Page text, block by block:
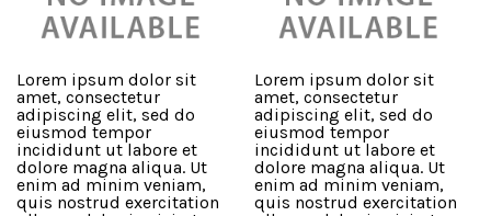
Lorem ipsum dolor sit
amet, consectetur
adipiscing elit, sed do
eiusmod tempor
incididunt ut labore et
dolore magna aliqua. Ut
enim ad minim veniam,
quis nostrud exercitation
Lorem ipsum dolor sit
amet, consectetur
adipiscing elit, sed do
eiusmod tempor
incididunt ut labore et
dolore magna aliqua. Ut
enim ad minim veniam,
quis nostrud exercitation